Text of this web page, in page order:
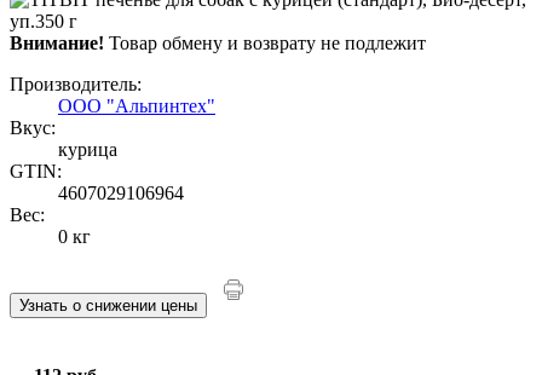
Внимание! Товар обмену и возврату не подлежит
Производитель:
ООО "Альпинтех"
Вкус:
курица
GTIN:
4607029106964
Вес:
0 кг
Узнать о снижении цены